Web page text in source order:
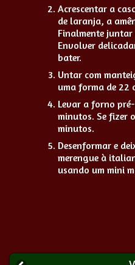
Acrescentar a
de laranja, a
Finalmente
Envolver
bater.
Untar com
uma forma de 22
Levar a forno
minutos. Se fizer
minutos.
Desenformar e
merengue à
usando um mini